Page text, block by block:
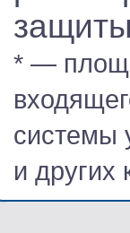
* —
системы
и других